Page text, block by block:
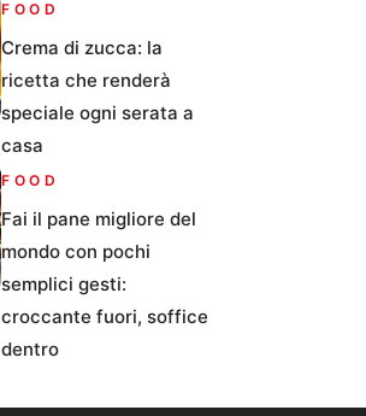
FOOD
Crema di zucca: la
ricetta che renderà
speciale ogni serata a
casa
FOOD
Fai il pane migliore del
mondo con pochi
semplici gesti:
croccante fuori, soffice
dentro